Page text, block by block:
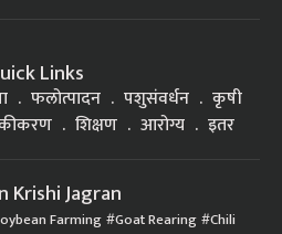
Links
फलोत्पादन पशुसंवर्धन
कृषी
शिक्षण आरोग्य इतर
Krishi Jagran
Farming Goat Rearing Chili